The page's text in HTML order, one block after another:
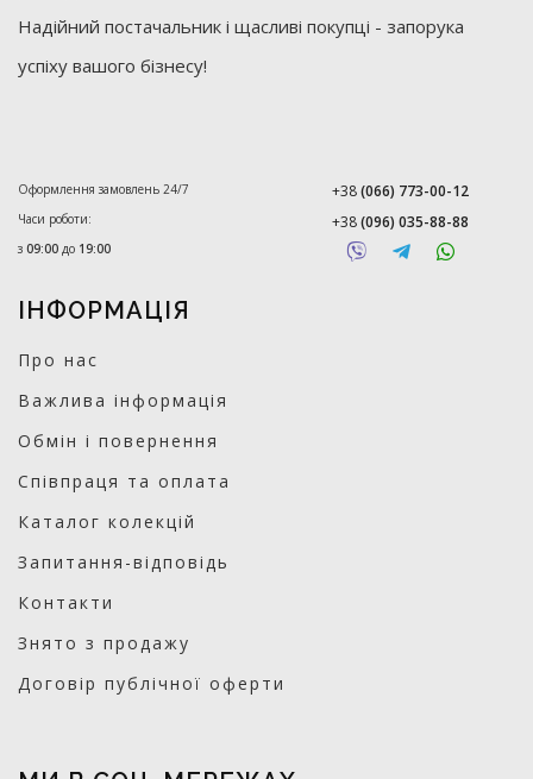
Надійний постачальник і щасливі покупці - запорука
успіху вашого бізнесу!
Оформлення замовлень 24/7
Часи роботи:
з 09:00 до 19:00
+38(066) 773-00-12
+38(096) 035-88-88
ІНФОРМАЦІЯ
Про нас
Важлива інформація
Обмін і повернення
Співпраця та оплата
Каталог колекцій
Запитання-відповідь
Контакти
Знято з продажу
Договір публічної оферти